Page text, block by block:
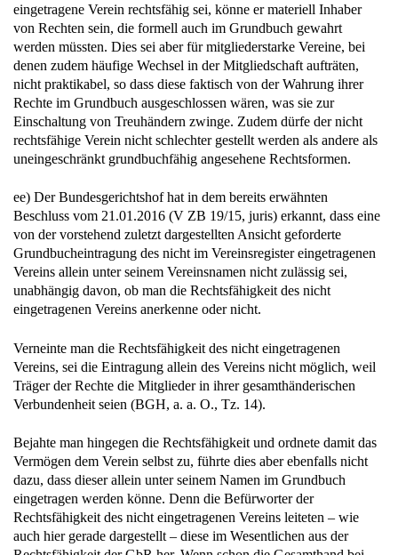
eingetragene Verein rechtsfähig sei, könne er materiell Inhaber
von Rechten sein, die formell auch im Grundbuch gewahrt
werden müssten. Dies sei aber für mitgliederstarke Vereine, bei
denen zudem häufige Wechsel in der Mitgliedschaft aufträten,
nicht praktikabel, so dass diese faktisch von der Wahrung ihrer
Rechte im Grundbuch ausgeschlossen wären, was sie zur
Einschaltung von Treuhändern zwinge. Zudem dürfe der nicht
rechtsfähige Verein nicht schlechter gestellt werden als andere als
uneingeschränkt grundbuchfähig angesehene Rechtsformen.
ee) Der Bundesgerichtshof hat in dem bereits erwähnten
Beschluss vom 21.01.2016 (V ZB 19/15, juris) erkannt, dass eine
von der vorstehend zuletzt dargestellten Ansicht geforderte
Grundbucheintragung des nicht im Vereinsregister eingetragenen
Vereins allein unter seinem Vereinsnamen nicht zulässig sei,
unabhängig davon, ob man die Rechtsfähigkeit des nicht
eingetragenen Vereins anerkenne oder nicht.
Verneinte man die Rechtsfähigkeit des nicht eingetragenen
Vereins, sei die Eintragung allein des Vereins nicht möglich, weil
Träger der Rechte die Mitglieder in ihrer gesamthänderischen
Verbundenheit seien (BGH, a. a. O., Tz. 14).
Bejahte man hingegen die Rechtsfähigkeit und ordnete damit das
Vermögen dem Verein selbst zu, führte dies aber ebenfalls nicht
dazu, dass dieser allein unter seinem Namen im Grundbuch
eingetragen werden könne. Denn die Befürworter der
Rechtsfähigkeit des nicht eingetragenen Vereins leiteten – wie
auch hier gerade dargestellt – diese im Wesentlichen aus der